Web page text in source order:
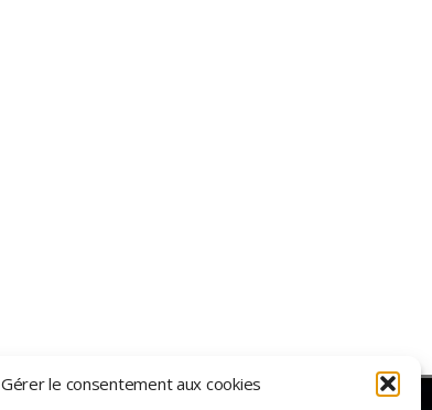
Gérer le consentement aux cookies